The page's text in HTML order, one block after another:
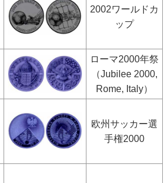
2002ワールドカ
ップ
ローマ2000年祭
（Jubilee 2000,
Rome, Italy）
欧州サッカー選
手権2000